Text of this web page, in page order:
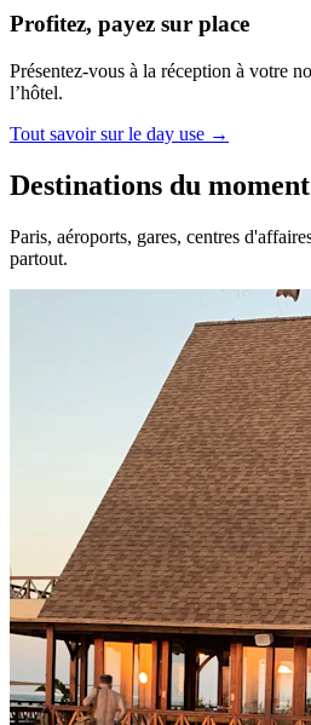
Profitez, payez sur place
Présentez-vous à la réception à votre
l’hôtel.
Tout savoir sur le day use →
Destinations du moment
Paris, aéroports, gares, centres
partout.